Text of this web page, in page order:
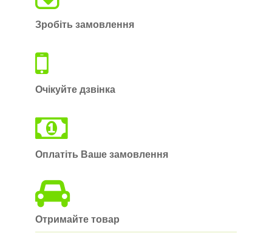
Зробіть замовлення
Очікуйте дзвінка
Оплатіть Ваше замовлення
Отримайте товар